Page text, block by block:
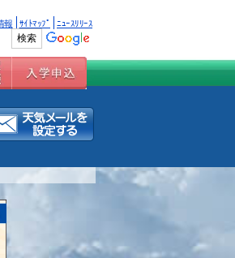
報 ｻｲﾄﾏｯﾌﾟ ﾆｭｰｽﾘﾘｰｽ